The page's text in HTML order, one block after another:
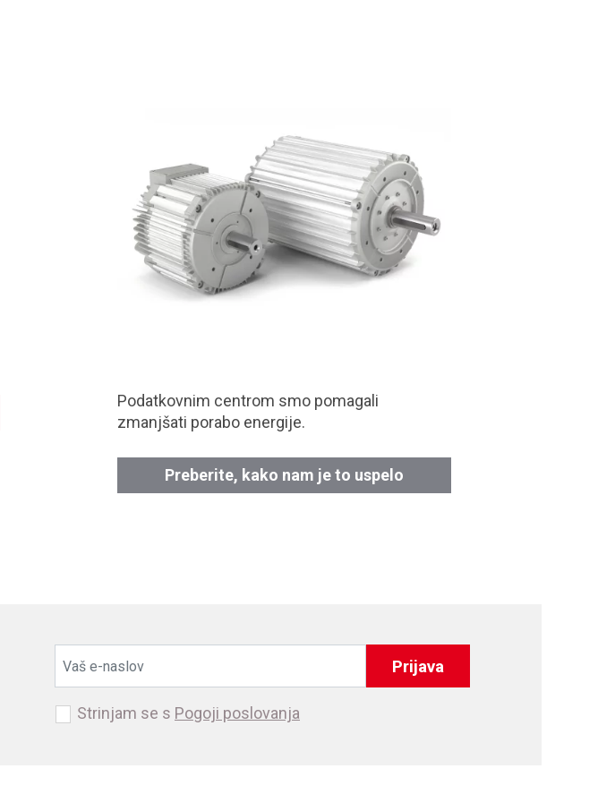
Podatkovnim centrom smo pomagali
zmanjšati porabo energije.
Preberite, kako nam je to uspelo
Prijava
Strinjam se s Pogoji poslovanja